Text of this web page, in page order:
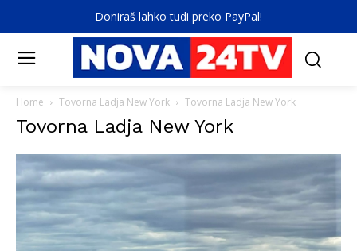
Doniraš lahko tudi preko PayPal!
Home Tovorna Ladja New York Tovorna Ladja New York
Tovorna Ladja New York